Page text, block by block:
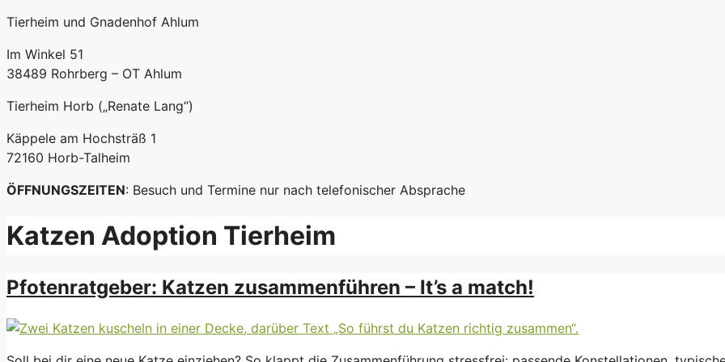
Tierheim und Gnadenhof Ahlum
Im Winkel 51
38489 Rohrberg – OT Ahlum
Tierheim Horb („Renate Lang“)
Käppele am Hochsträß 1
72160 Horb-Talheim
ÖFFNUNGSZEITEN: Besuch und Termine nur nach telefonischer Absprache
Katzen Adoption Tierheim
Pfotenratgeber: Katzen zusammenführen – It’s a match!